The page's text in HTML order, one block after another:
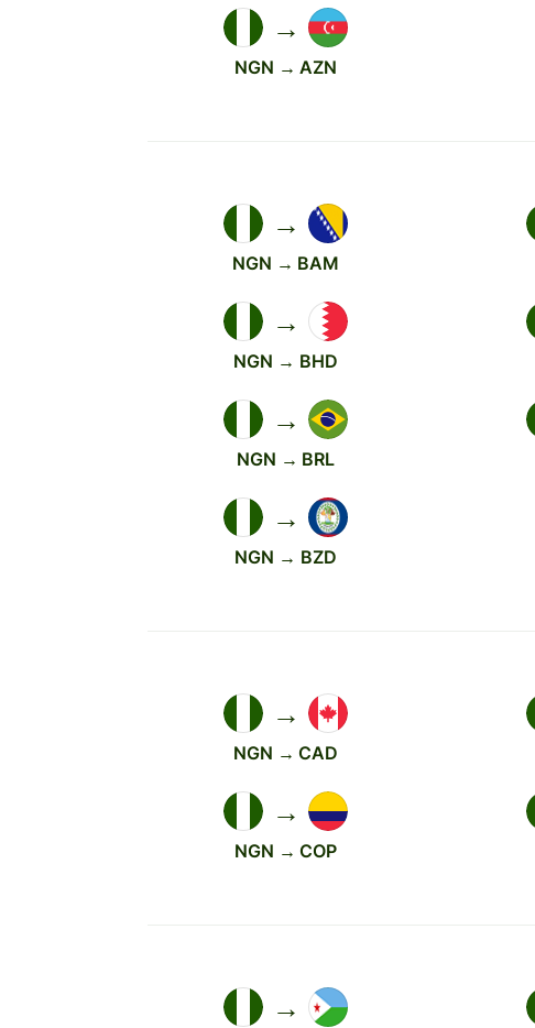
→
NGN → AZN
→
NGN → BAM
→
NGN → BHD
→
NGN → BRL
→
NGN → BZD
→
NGN → CAD
→
NGN → COP
→